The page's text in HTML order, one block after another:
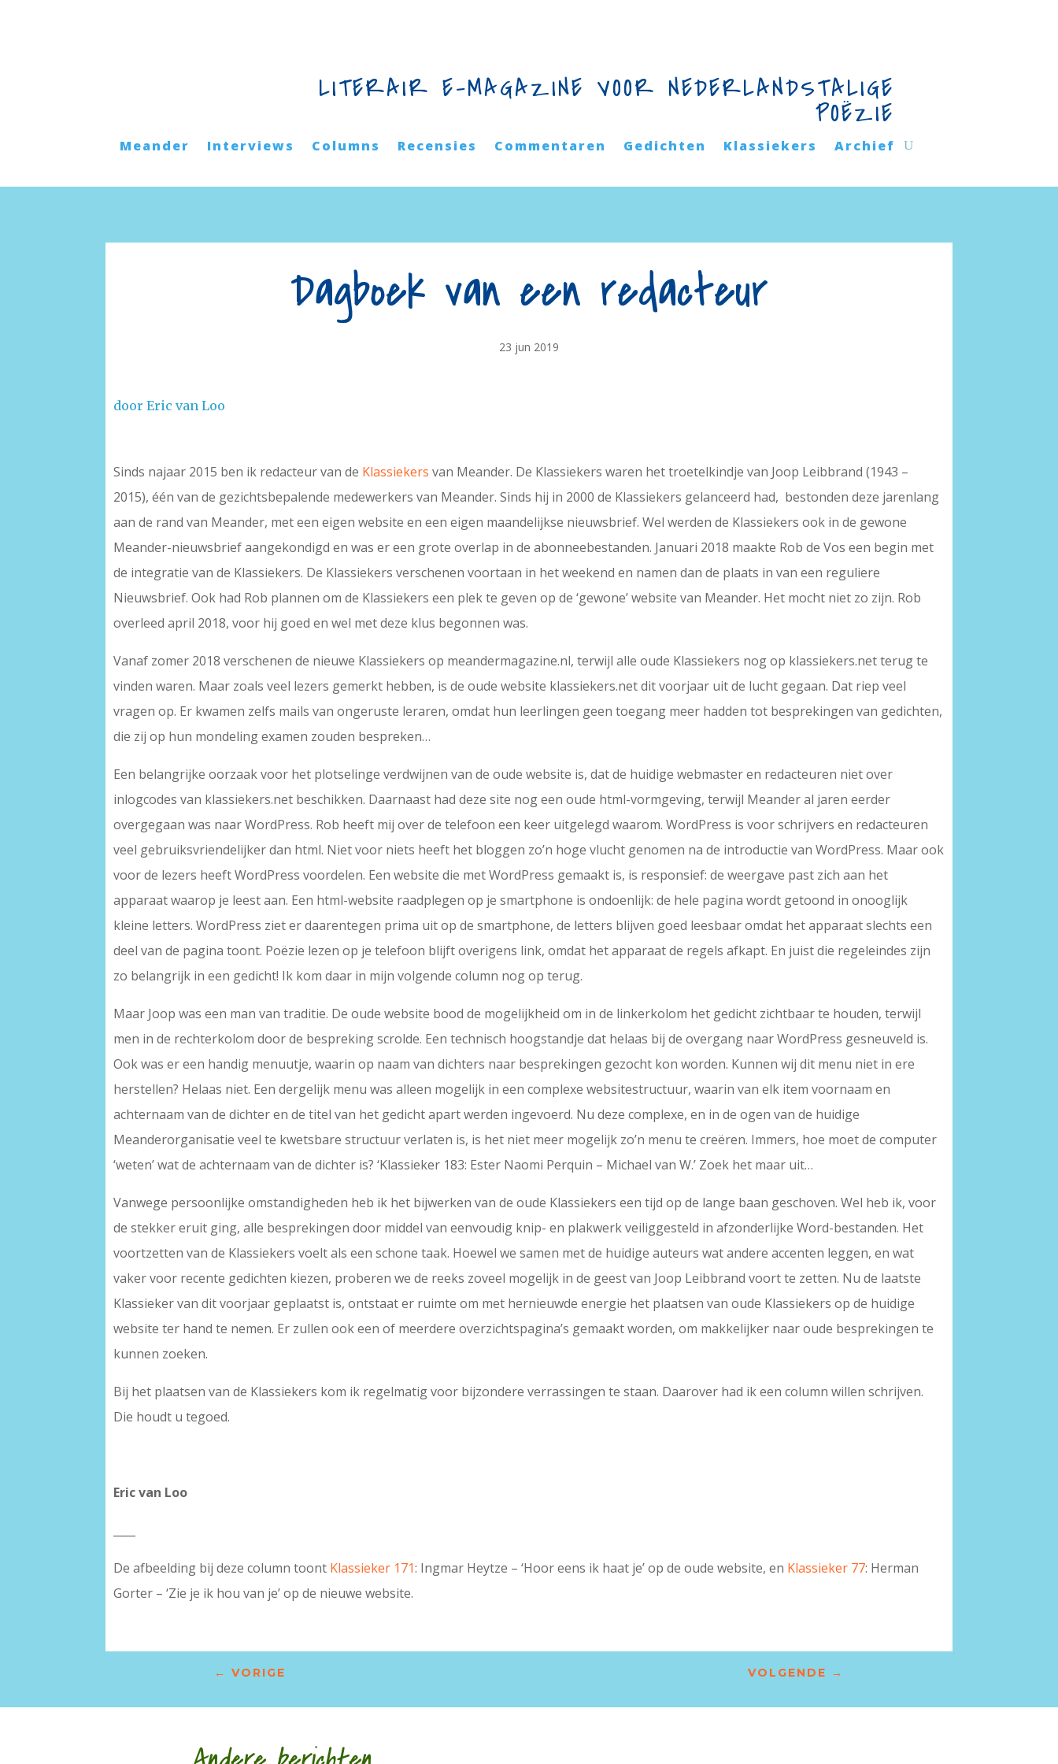
LITERAIR E-MAGAZINE VOOR NEDERLANDSTALIGE
POËZIE
Meander Interviews Columns Recensies Commentaren Gedichten Klassiekers Archief
Dagboek van een redacteur
23 jun 2019
door Eric van Loo
Sinds najaar 2015 ben ik redacteur van de Klassiekers van Meander. De Klassiekers waren het troetelkindje van Joop Leibbrand (1943 –
2015), één van de gezichtsbepalende medewerkers van Meander. Sinds hij in 2000 de Klassiekers gelanceerd had, bestonden deze jarenlang
aan de rand van Meander, met een eigen website en een eigen maandelijkse nieuwsbrief. Wel werden de Klassiekers ook in de gewone
Meander-nieuwsbrief aangekondigd en was er een grote overlap in de abonneebestanden. Januari 2018 maakte Rob de Vos een begin met
de integratie van de Klassiekers. De Klassiekers verschenen voortaan in het weekend en namen dan de plaats in van een reguliere
Nieuwsbrief. Ook had Rob plannen om de Klassiekers een plek te geven op de ‘gewone’ website van Meander. Het mocht niet zo zijn. Rob
overleed april 2018, voor hij goed en wel met deze klus begonnen was.
Vanaf zomer 2018 verschenen de nieuwe Klassiekers op meandermagazine.nl, terwijl alle oude Klassiekers nog op klassiekers.net terug te
vinden waren. Maar zoals veel lezers gemerkt hebben, is de oude website klassiekers.net dit voorjaar uit de lucht gegaan. Dat riep veel
vragen op. Er kwamen zelfs mails van ongeruste leraren, omdat hun leerlingen geen toegang meer hadden tot besprekingen van gedichten,
die zij op hun mondeling examen zouden bespreken…
Een belangrijke oorzaak voor het plotselinge verdwijnen van de oude website is, dat de huidige webmaster en redacteuren niet over
inlogcodes van klassiekers.net beschikken. Daarnaast had deze site nog een oude html-vormgeving, terwijl Meander al jaren eerder
overgegaan was naar WordPress. Rob heeft mij over de telefoon een keer uitgelegd waarom. WordPress is voor schrijvers en redacteuren
veel gebruiksvriendelijker dan html. Niet voor niets heeft het bloggen zo’n hoge vlucht genomen na de introductie van WordPress. Maar ook
voor de lezers heeft WordPress voordelen. Een website die met WordPress gemaakt is, is responsief: de weergave past zich aan het
apparaat waarop je leest aan. Een html-website raadplegen op je smartphone is ondoenlijk: de hele pagina wordt getoond in onooglijk
kleine letters. WordPress ziet er daarentegen prima uit op de smartphone, de letters blijven goed leesbaar omdat het apparaat slechts een
deel van de pagina toont. Poëzie lezen op je telefoon blijft overigens link, omdat het apparaat de regels afkapt. En juist die regeleindes zijn
zo belangrijk in een gedicht! Ik kom daar in mijn volgende column nog op terug.
Maar Joop was een man van traditie. De oude website bood de mogelijkheid om in de linkerkolom het gedicht zichtbaar te houden, terwijl
men in de rechterkolom door de bespreking scrolde. Een technisch hoogstandje dat helaas bij de overgang naar WordPress gesneuveld is.
Ook was er een handig menuutje, waarin op naam van dichters naar besprekingen gezocht kon worden. Kunnen wij dit menu niet in ere
herstellen? Helaas niet. Een dergelijk menu was alleen mogelijk in een complexe websitestructuur, waarin van elk item voornaam en
achternaam van de dichter en de titel van het gedicht apart werden ingevoerd. Nu deze complexe, en in de ogen van de huidige
Meanderorganisatie veel te kwetsbare structuur verlaten is, is het niet meer mogelijk zo’n menu te creëren. Immers, hoe moet de computer
‘weten’ wat de achternaam van de dichter is? ‘Klassieker 183: Ester Naomi Perquin – Michael van W.’ Zoek het maar uit…
Vanwege persoonlijke omstandigheden heb ik het bijwerken van de oude Klassiekers een tijd op de lange baan geschoven. Wel heb ik, voor
de stekker eruit ging, alle besprekingen door middel van eenvoudig knip- en plakwerk veiliggesteld in afzonderlijke Word-bestanden. Het
voortzetten van de Klassiekers voelt als een schone taak. Hoewel we samen met de huidige auteurs wat andere accenten leggen, en wat
vaker voor recente gedichten kiezen, proberen we de reeks zoveel mogelijk in de geest van Joop Leibbrand voort te zetten. Nu de laatste
Klassieker van dit voorjaar geplaatst is, ontstaat er ruimte om met hernieuwde energie het plaatsen van oude Klassiekers op de huidige
website ter hand te nemen. Er zullen ook een of meerdere overzichtspagina’s gemaakt worden, om makkelijker naar oude besprekingen te
kunnen zoeken.
Bij het plaatsen van de Klassiekers kom ik regelmatig voor bijzondere verrassingen te staan. Daarover had ik een column willen schrijven.
Die houdt u tegoed.
Eric van Loo
De afbeelding bij deze column toont Klassieker 171: Ingmar Heytze – ‘Hoor eens ik haat je’ op de oude website, en Klassieker 77: Herman
Gorter – ‘Zie je ik hou van je’ op de nieuwe website.
← VORIGE VOLGENDE →